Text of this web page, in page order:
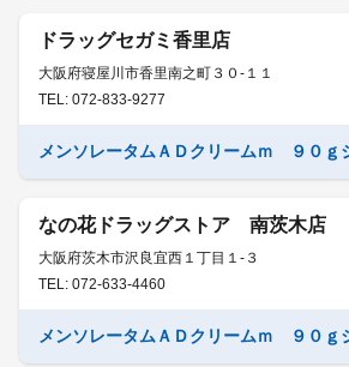
ドラッグセガミ香里店
大阪府寝屋川市香里南之町３０-１１
TEL: 072-833-9277
メンソレータムＡＤクリームｍ ９０ｇ
なの花ドラッグストア 南茨木店
大阪府茨木市沢良宜西１丁目１-３
TEL: 072-633-4460
メンソレータムＡＤクリームｍ ９０ｇ